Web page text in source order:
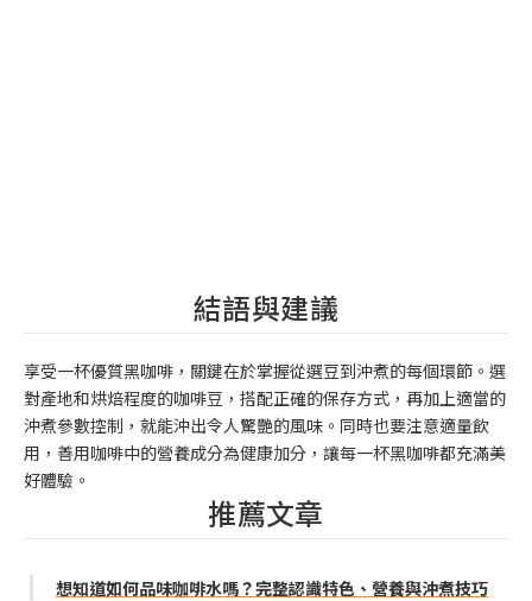
結語與建議
享受一杯優質黑咖啡，關鍵在於掌握從選豆到沖煮的每個環節。選
對產地和烘焙程度的咖啡豆，搭配正確的保存方式，再加上適當的
沖煮參數控制，就能沖出令人驚艷的風味。同時也要注意適量飲
用，善用咖啡中的營養成分為健康加分，讓每一杯黑咖啡都充滿美
好體驗。
推薦文章
想知道如何品味咖啡水嗎？完整認識特色、營養與沖煮技巧